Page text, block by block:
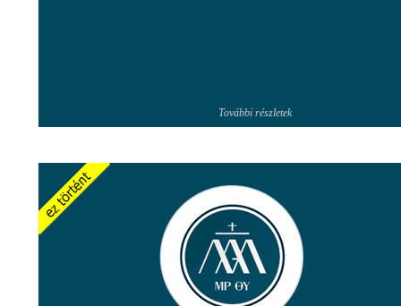
További részletek